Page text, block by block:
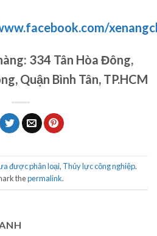
334 Tân Hòa Đông,
Quận Bình Tân, TP.HCM
được phân loại, Thủy lực công nghiệp.
thepermalink.